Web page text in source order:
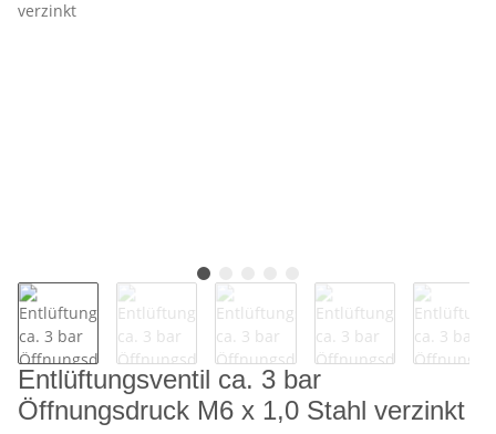
Entlüftungsventil ca. 3 bar
Öffnungsdruck M6 x 1,0 Stahl verzinkt